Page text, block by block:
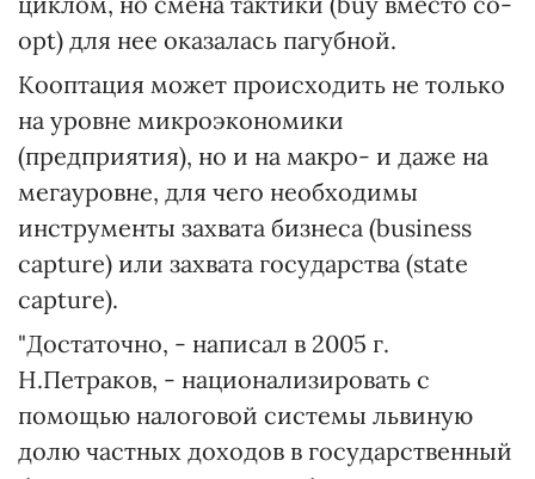
opt) для нее оказалась пагубной.
Кооптация может происходить не только
на уровне микроэкономики
(предприятия), но и на макро- и даже на
мегауровне, для чего необходимы
инструменты захвата бизнеса (business
capture) или захвата государства (state
capture).
"Достаточно, - написал в 2005 г.
Н.Петраков, - национализировать с
помощью налоговой системы львиную
долю частных доходов в государственный